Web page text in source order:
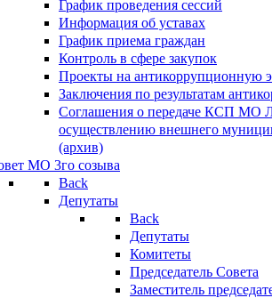
График проведения сессий
Информация об уставах
График приема граждан
Контроль в сфере закупок
Проекты на антикоррупционную
Заключения по результатам
Соглашения о передаче КСП МО
осуществлению внешнего
(архив)
МО 3го созыва
Back
Депутаты
Back
Депутаты
Комитеты
Председатель Совета
Заместитель